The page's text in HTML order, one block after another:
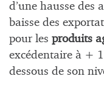
d’une hausse des
baisse des
pour les produits
excédentaire à +
dessous de son